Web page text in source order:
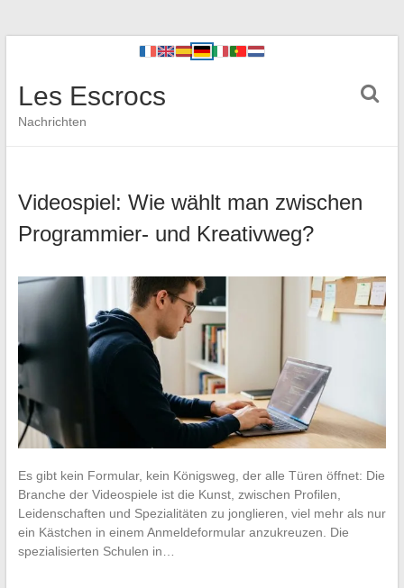
Les Escrocs
Nachrichten
Videospiel: Wie wählt man zwischen
Programmier- und Kreativweg?
Es gibt kein Formular, kein Königsweg, der alle Türen öffnet: Die
Branche der Videospiele ist die Kunst, zwischen Profilen,
Leidenschaften und Spezialitäten zu jonglieren, viel mehr als nur
ein Kästchen in einem Anmeldeformular anzukreuzen. Die
spezialisierten Schulen in…